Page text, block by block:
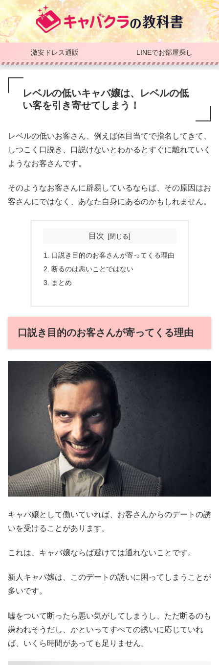
激安ドレス通販 LINEでお部屋探し
レベルの低いキャバ嬢は、レベルの低
い客を引き寄せてしまう！
レベルの低いお客さん、例えば体目当てで指名してきて、
しつこく口説き、口説けないとわかるとすぐに離れていく
ようなお客さんです。
そのようなお客さんに辟易しているならば、その原因はお
客さんにではなく、あなた自身にあるのかもしれません。
目次
口説き目的のお客さんが寄ってくる理由
断るのは悪いことではない
まとめ
口説き目的のお客さんが寄ってくる理由
キャバ嬢として働いていれば、お客さんからのデートの誘
いを受けることがあります。
これは、キャバ嬢ならば避けては通れないことです。
新人キャバ嬢は、このデートの誘いに困ってしまうことが
多いです。
嘘をついて断ったら悪い気がしてしまうし、ただ断るのも
嫌われそうだし、かといってすべての誘いに応じていれ
ば、いくら時間があっても足りません。